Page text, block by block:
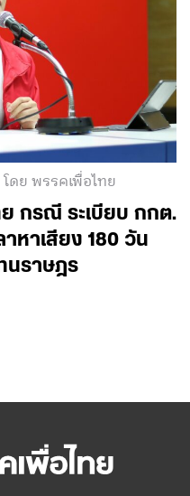
โดย พรรคเพื่อไทย
กรณี ระเบียบ กกต.
าหาเสียง 180 วัน
นราษฎร